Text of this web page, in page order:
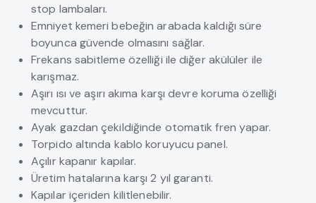
stop lambaları.
Emniyet kemeri bebeğin arabada kaldığı süre
boyunca güvende olmasını sağlar.
Frekans sabitleme özelliği ile diğer akülüler ile
karışmaz.
Aşırı ısı ve aşırı akıma karşı devre koruma özelliği
mevcuttur.
Ayak gazdan çekildiğinde otomatik fren yapar.
Torpido altında kablo koruyucu panel.
Açılır kapanır kapılar.
Üretim hatalarına karşı 2 yıl garanti.
Kapılar içeriden kilitlenebilir.